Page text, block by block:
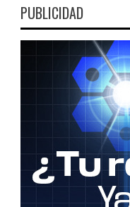
PUBLICIDAD